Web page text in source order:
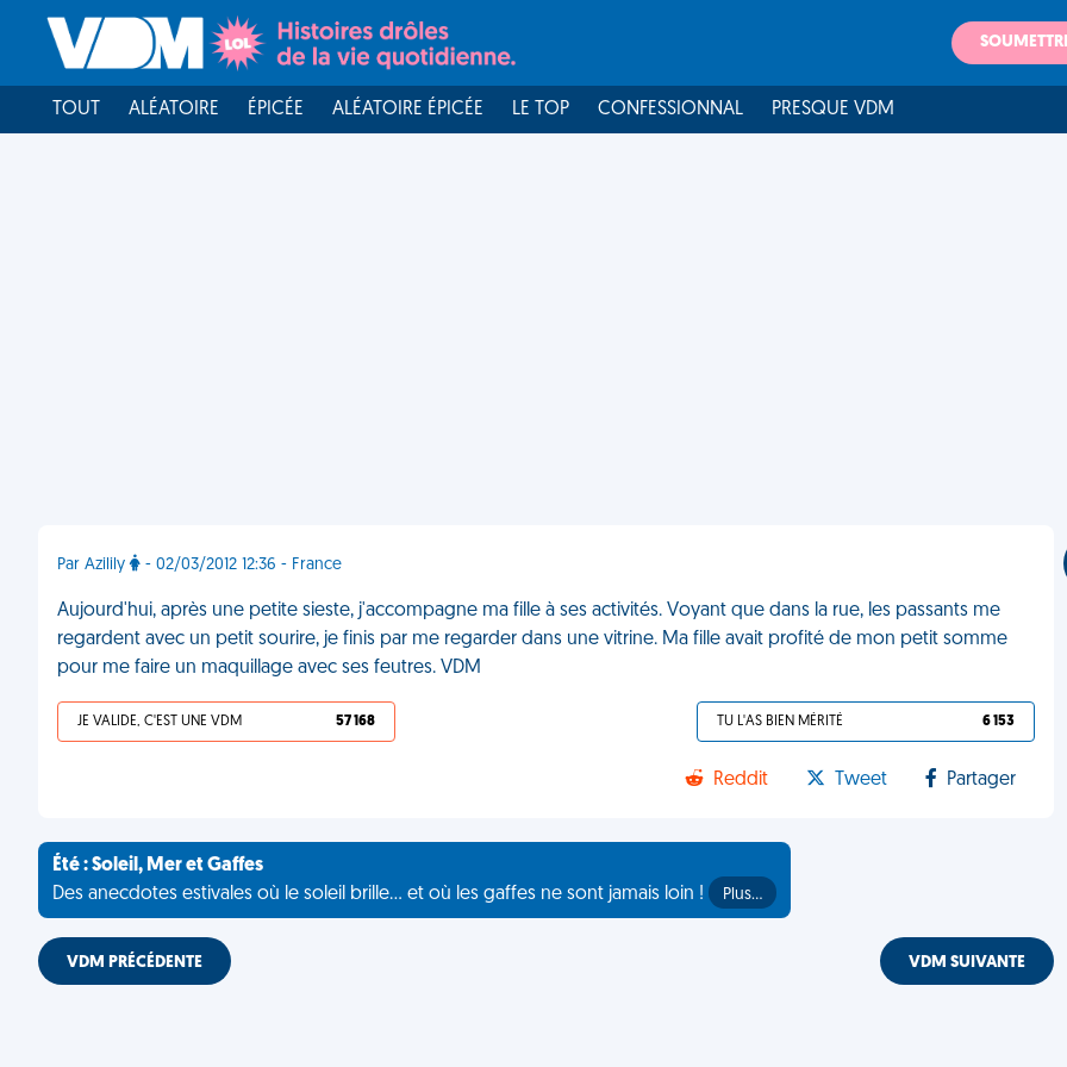
TOUT ALÉATOIRE ÉPICÉE ALÉATOIRE ÉPICÉE LE TOP CONFESSIONNAL PRESQUE VDM
Par Azilily - 02/03/2012 12:36 - France
Aujourd'hui, après une petite sieste, j'accompagne ma fille à ses activités. Voyant que dans la rue, les passants me
regardent avec un petit sourire, je finis par me regarder dans une vitrine. Ma fille avait profité de mon petit somme
pour me faire un maquillage avec ses feutres. VDM
JE VALIDE, C'EST UNE VDM 57 168 TU L'AS BIEN MÉRITÉ 6 153
Reddit Tweet Partager
Été : Soleil, Mer et Gaffes
Des anecdotes estivales où le soleil brille... et où les gaffes ne sont jamais loin !
Plus…
VDM PRÉCÉDENTE VDM SUIVANTE